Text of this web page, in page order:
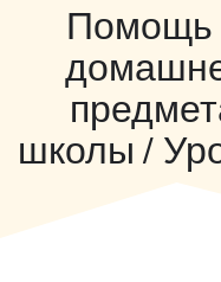
Помощь
школы /